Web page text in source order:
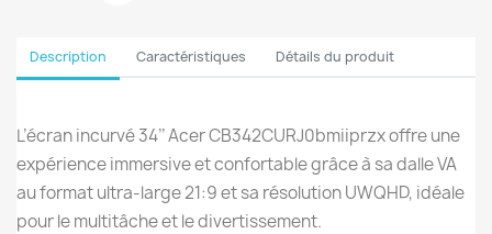
Description Caractéristiques Détails du produit
L’écran incurvé 34’’ Acer CB342CURJ0bmiiprzx offre une
expérience immersive et confortable grâce à sa dalle VA
au format ultra-large 21:9 et sa résolution UWQHD, idéale
pour le multitâche et le divertissement.